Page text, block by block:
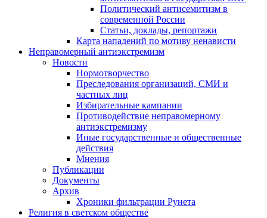
Политический антисемитизм в
современной России
Статьи, доклады, репортажи
Карта нападений по мотиву ненависти
Неправомерный антиэкстремизм
Новости
Нормотворчество
Преследования организаций, СМИ и
частных лиц
Избирательные кампании
Противодействие неправомерному
антиэкстремизму
Иные государственные и общественные
действия
Мнения
Публикации
Документы
Архив
Хроники фильтрации Рунета
Религия в светском обществе